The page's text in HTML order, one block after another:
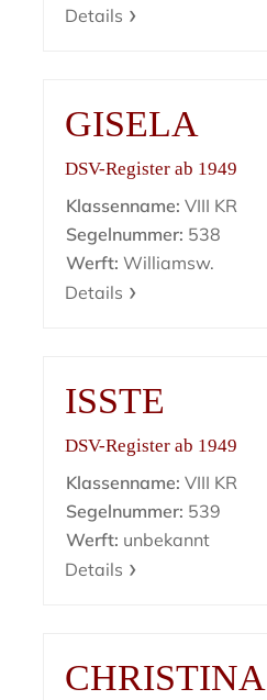
Details
GISELA
DSV-Register ab 1949
Klassenname: VIII KR
Segelnummer: 538
Werft: Williamsw.
Details
ISSTE
DSV-Register ab 1949
Klassenname: VIII KR
Segelnummer: 539
Werft: unbekannt
Details
CHRISTINA